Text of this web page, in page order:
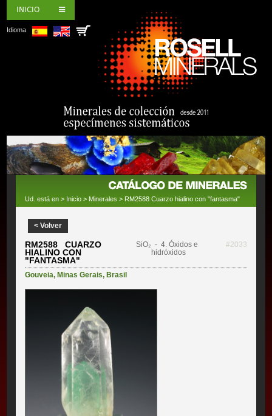
INICIO
Idioma
Ud. está en > Inicio > Minerales > RM2588 Cuarzo hialino con "fantasma"
< Volver
RM2588 CUARZO
HIALINO CON
"FANTASMA"
SiO₂ - 4. Óxidos e
hidróxidos
#2033
Gouveia,Minas Gerais,Brasil